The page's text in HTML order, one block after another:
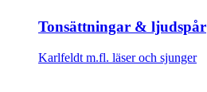
Tonsättningar & ljudspår
Karlfeldt m.fl. läser och sjunger